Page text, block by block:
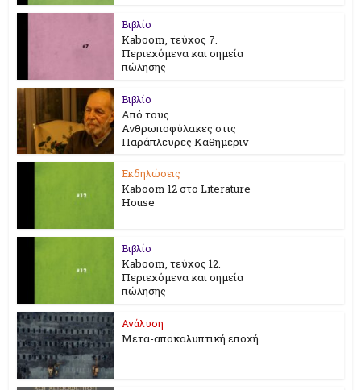
Βιβλίο
Kaboom, τεύχος 7.
Περιεχόμενα και σημεία
πώλησης
Βιβλίο
Από τους
Ανθρωποφύλακες στις
Παράπλευρες Καθημεριν
Εκδηλώσεις
Kaboom 12 στο Literature
House
Βιβλίο
Kaboom, τεύχος 12.
Περιεχόμενα και σημεία
πώλησης
Ανάλυση
Μετα-αποκαλυπτική εποχή